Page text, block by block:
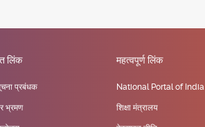
लिंक
प्रबंधक
भ्रमण
महत्वपूर्ण लिंक
National Portal of India
शिक्षा मंत्रालय